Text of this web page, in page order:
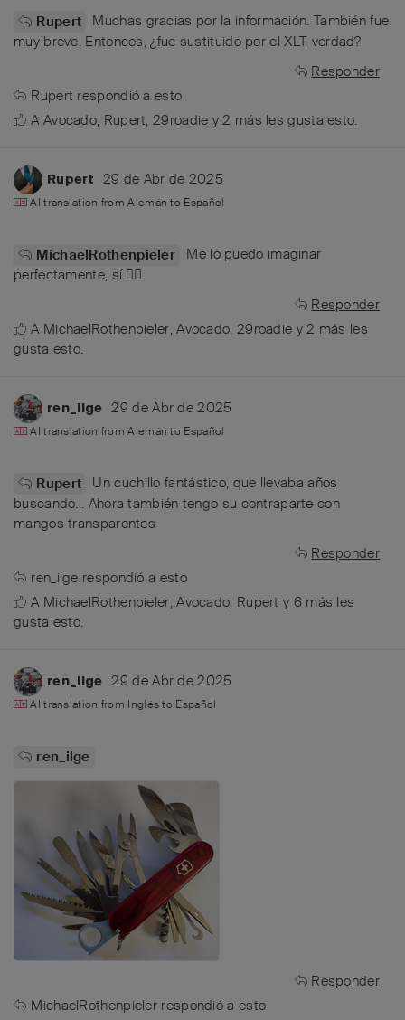
Rupert
Muchas gracias por la información. También fue
muy breve. Entonces, ¿fue sustituido por el XLT, verdad?
Responder
Rupert respondió a esto
A Avocado, Rupert,29roadie y2 más les gusta esto.
Rupert 29 de Abr de 2025
AI translation fromAlemán to Español
MichaelRothenpieler
Me lo puedo imaginar
perfectamente, sí 👍🏻
Responder
A MichaelRothenpieler,Avocado, 29roadie y2 más les
gusta esto.
ren_ilge 29 de Abr de 2025
AI translation fromAlemán to Español
Rupert
Un cuchillo fantástico, que llevaba años
buscando... Ahora también tengo su contraparte con
mangos transparentes
Responder
ren_ilge respondió a esto
A MichaelRothenpieler,Avocado, Rupert y 6más les
gusta esto.
ren_ilge 29 de Abr de 2025
AI translation from Inglésto Español
ren_ilge
Responder
MichaelRothenpieler respondió a esto